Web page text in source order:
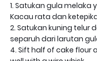
1. Satukan gula
Kacau rata dan
2. Satukan kuning telur
separuh dari larutan
4. Sift half of cake flour